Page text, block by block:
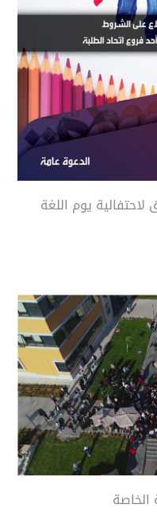
يوم اللغة